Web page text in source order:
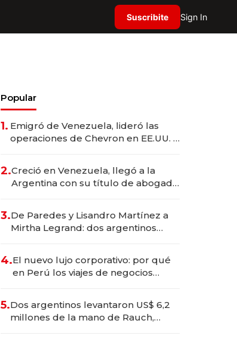
Suscribite Sign In
Popular
1. Emigró de Venezuela, lideró las
operaciones de Chevron en EE.UU. y
2.Creció en Venezuela, llegó a la
Argentina con su título de abogado
marcas "fast premium"
3.De Paredes y Lisandro Martínez a
Mirtha Legrand: dos argentinos
4.El nuevo lujo corporativo: por qué
en Perú los viajes de negocios
transformadoras
5.Dos argentinos levantaron US$ 6,2
millones de la mano de Rauch,